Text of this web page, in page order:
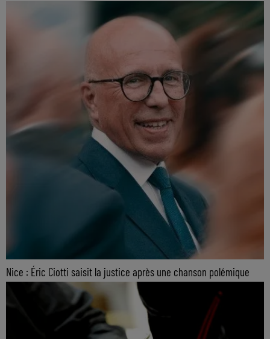
Nice : Éric Ciotti saisit la justice après une chanson polémique